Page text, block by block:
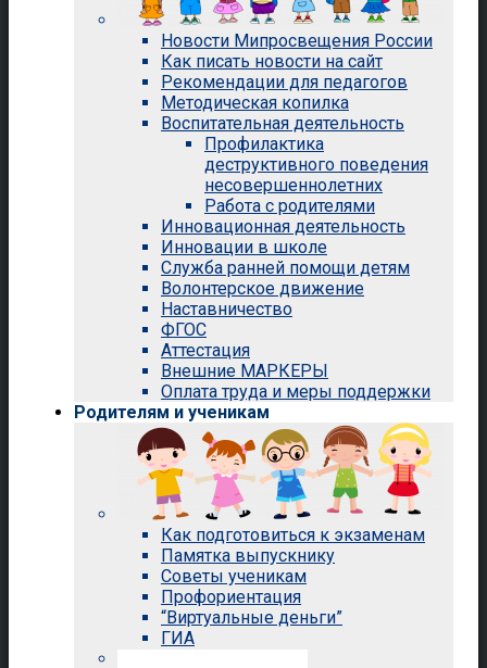
Новости Мипросвещения России
Как писать новости на сайт
Рекомендации для педагогов
Методическая копилка
Воспитательная деятельность
Профилактика
деструктивного поведения
несовершеннолетних
Работа с родителями
Инновационная деятельность
Инновации в школе
Служба ранней помощи детям
Волонтерское движение
Наставничество
ФГОС
Аттестация
Внешние МАРКЕРЫ
Оплата труда и меры поддержки
Родителям и ученикам
Как подготовиться к экзаменам
Памятка выпускнику
Советы ученикам
Профориентация
“Виртуальные деньги”
ГИА